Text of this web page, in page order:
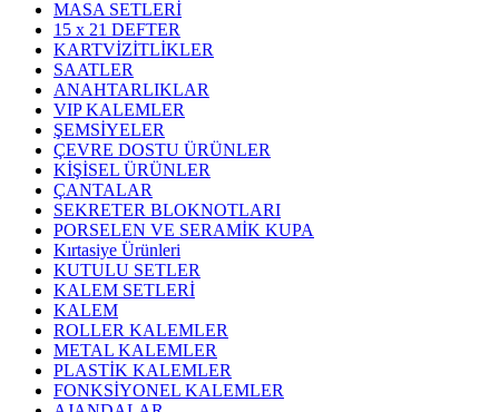
MASA SETLERİ
15 x 21 DEFTER
KARTVİZİTLİKLER
SAATLER
ANAHTARLIKLAR
VIP KALEMLER
ŞEMSİYELER
ÇEVRE DOSTU ÜRÜNLER
KİŞİSEL ÜRÜNLER
ÇANTALAR
SEKRETER BLOKNOTLARI
PORSELEN VE SERAMİK KUPA
Kırtasiye Ürünleri
KUTULU SETLER
KALEM SETLERİ
KALEM
ROLLER KALEMLER
METAL KALEMLER
PLASTİK KALEMLER
FONKSİYONEL KALEMLER